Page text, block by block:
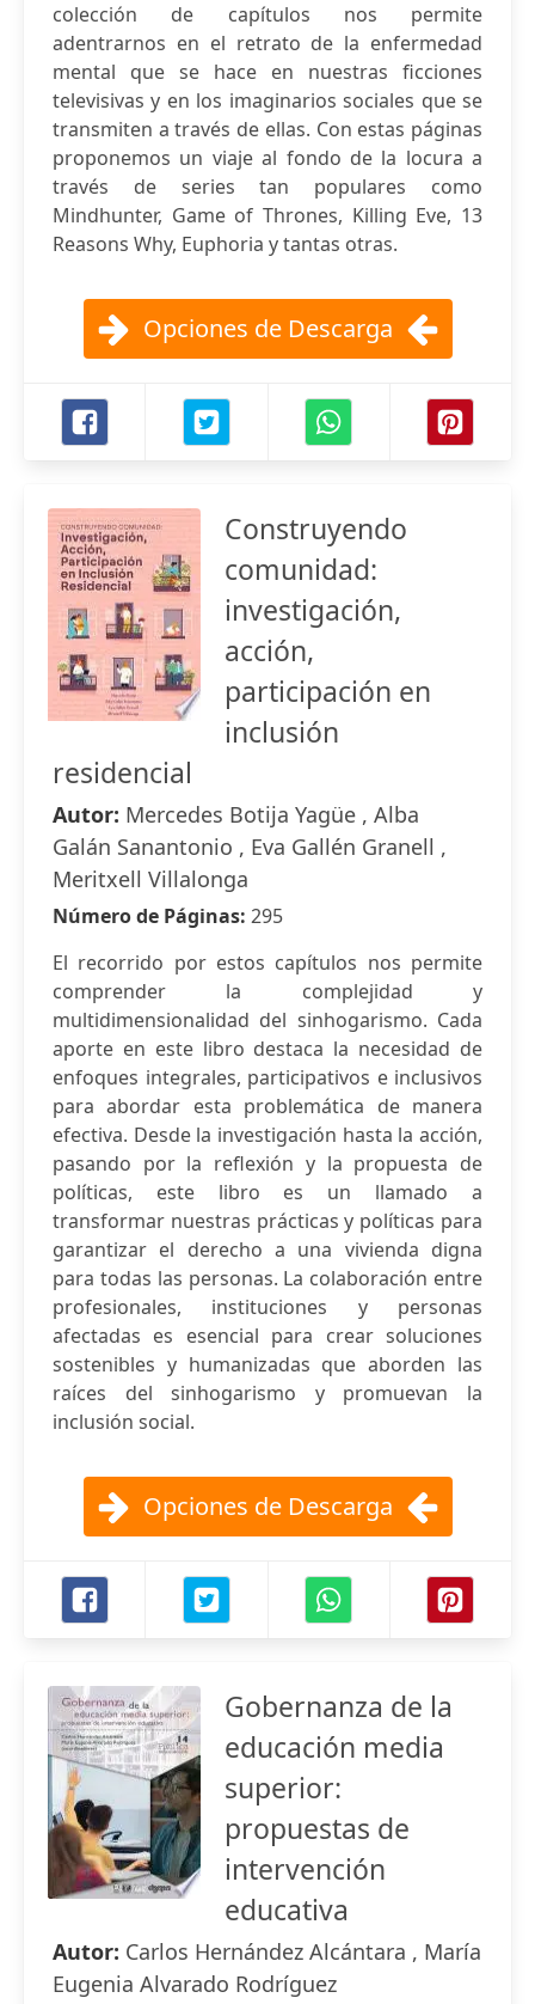
colección de capítulos nos permite
adentrarnos en el retrato de la enfermedad
mental que se hace en nuestras ficciones
televisivas y en los imaginarios sociales que se
transmiten a través de ellas. Con estas páginas
proponemos un viaje al fondo de la locura a
través de series tan populares como
Mindhunter, Game of Thrones, Killing Eve, 13
Reasons Why, Euphoria y tantas otras.
Opciones de Descarga
Construyendo
comunidad:
investigación,
acción,
participación en
inclusión
residencial
Autor: Mercedes Botija Yagüe , Alba
Galán Sanantonio , Eva Gallén Granell ,
Meritxell Villalonga
Número de Páginas: 295
El recorrido por estos capítulos nos permite
comprender la complejidad y
multidimensionalidad del sinhogarismo. Cada
aporte en este libro destaca la necesidad de
enfoques integrales, participativos e inclusivos
para abordar esta problemática de manera
efectiva. Desde la investigación hasta la acción,
pasando por la reflexión y la propuesta de
políticas, este libro es un llamado a
transformar nuestras prácticas y políticas para
garantizar el derecho a una vivienda digna
para todas las personas. La colaboración entre
profesionales, instituciones y personas
afectadas es esencial para crear soluciones
sostenibles y humanizadas que aborden las
raíces del sinhogarismo y promuevan la
inclusión social.
Opciones de Descarga
Gobernanza de la
educación media
superior:
propuestas de
intervención
educativa
Autor: Carlos Hernández Alcántara , María
Eugenia Alvarado Rodríguez